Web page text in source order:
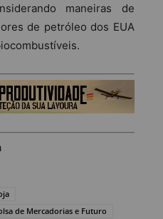
maneiras de
de petróleo dos EUA
de Mercadorias e Futuro